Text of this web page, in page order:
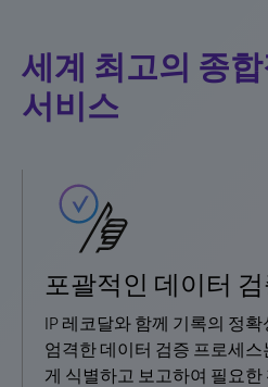
세계 최고의 종
서비스
포괄적인 데이터
IP 레코달와 함께 기록의 정
엄격한 데이터 검증 프로세
게 식별하고 보고하여 필요